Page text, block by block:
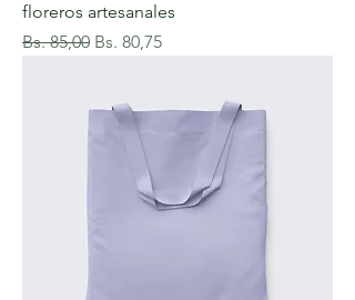
floreros artesanales
Precio
Bs. 85,00 Precio de oferta
Bs. 80,75